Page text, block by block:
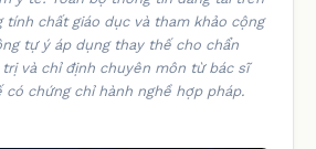
tính chất giáo dục và tham khảo cộng
tự ý áp dụng thay thế cho chẩn
và chỉ định chuyên môn từ bác sĩ
có chứng chỉ hành nghề hợp pháp.